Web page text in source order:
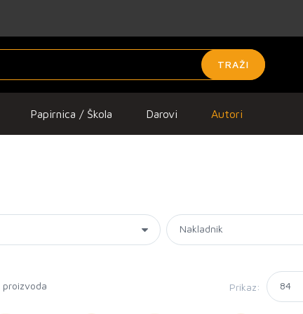
TRAŽI
Papirnica / Škola Darovi Autori
proizvoda Prikaz: